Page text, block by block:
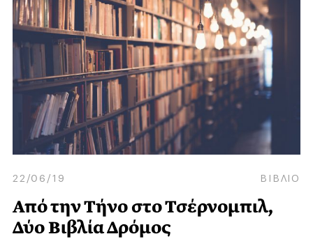
22/06/19 ΒΙΒΛΙΟ
Από την Τήνο στο Τσέρνομπιλ,
Δύο Βιβλία Δρόμος